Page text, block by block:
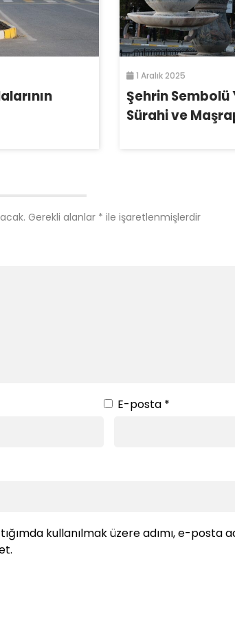
1 Aralık 2025
Şehrin Sembolü
Sürahi ve
Gerekli alanlar * ile işaretlenmişlerdir
E-posta *
kullanılmak üzere adımı, e-posta